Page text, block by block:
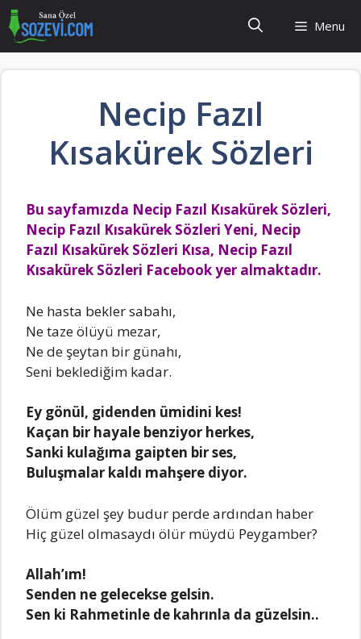
İçeriğe
atla
Menu
Necip Fazıl
Kısakürek Sözleri
Bu sayfamızda Necip Fazıl Kısakürek Sözleri,
Necip Fazıl Kısakürek Sözleri Yeni, Necip
Fazıl Kısakürek Sözleri Kısa, Necip Fazıl
Kısakürek Sözleri Facebook yer almaktadır.
Ne hasta bekler sabahı,
Ne taze ölüyü mezar,
Ne de şeytan bir günahı,
Seni beklediğim kadar.
Ey gönül, gidenden ümidini kes!
Kaçan bir hayale benziyor herkes,
Sanki kulağıma gaipten bir ses,
Buluşmalar kaldı mahşere diyor.
Ölüm güzel şey budur perde ardından haber
Hiç güzel olmasaydı ölür müydü Peygamber?
Allah’ım!
Senden ne gelecekse gelsin.
Sen ki Rahmetinle de kahrınla da güzelsin..